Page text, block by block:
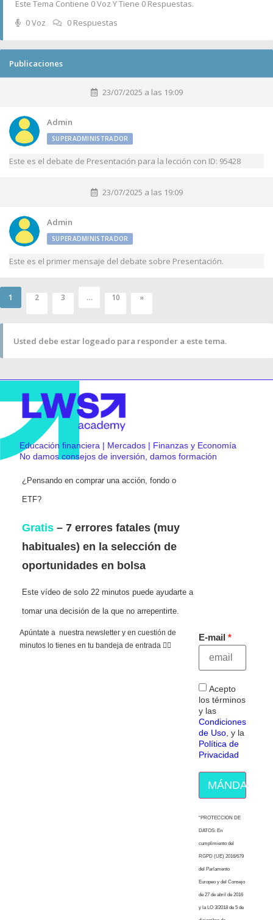
Este Tema Contiene 0 Voz Y Tiene 0 Respuestas.
0 Voz
0 Respuestas
Publicaciones
23/07/2025 a las 19:09
Admin
SUPERADMINISTRADOR
Este es el debate de Presentación para la lección con ID: 95428
23/07/2025 a las 19:09
Admin
SUPERADMINISTRADOR
Este es el primer mensaje del debate sobre Presentación.
1 2 3 … 10 »
Usted debe estar logeado para responder a este tema.
Educación financiera | Mercados | Finanzas y Economía
No damos consejos de inversión, damos formación
¿Pensando en comprar una acción, fondo o
ETF?
Gratis – 7 errores fatales (muy
habituales) en la selección de
oportunidades en bolsa
Este vídeo de solo 22 minutos puede ayudarte a
tomar una decisión de la que no arrepentirte.
Apúntate a nuestra newsletter y en cuestión de
minutos lo tienes en tu bandeja de entrada 👇🏻
E-mail
Acepto
los términos
y las
Condiciones
de Uso , y la
Política de
Privacidad
MÁNDAME
“PROTECCION DE
DATOS: En
cumplimiento del
RGPD (UE) 2016/679
del Parlamento
Europeo y del Consejo
de 27 de abril de 2016
y la LO 3/2018 de 5 de